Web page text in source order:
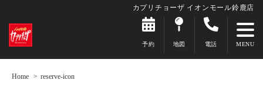
カプリチョーザ イオンモール鈴鹿店
予約 地図 電話
Home reserve-icon